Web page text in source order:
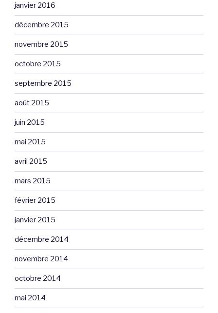
janvier 2016
décembre 2015
novembre 2015
octobre 2015
septembre 2015
août 2015
juin 2015
mai 2015
avril 2015
mars 2015
février 2015
janvier 2015
décembre 2014
novembre 2014
octobre 2014
mai 2014